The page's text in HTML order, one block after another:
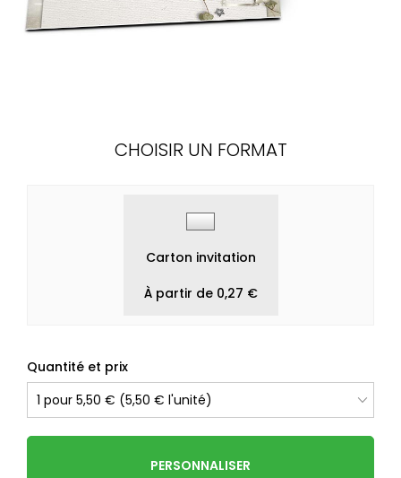
CHOISIR UN FORMAT
Carton invitation
À partir de 0,27 €
Quantité et prix
PERSONNALISER